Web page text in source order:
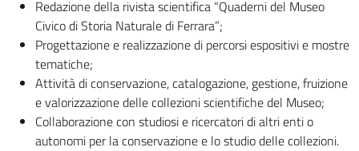
Redazione della rivista scientifica “Quaderni del Museo
Civico di Storia Naturale di Ferrara”;
Progettazione e realizzazione di percorsi espositivi e mostre
tematiche;
Attività di conservazione, catalogazione, gestione, fruizione
e valorizzazione delle collezioni scientifiche del Museo;
Collaborazione con studiosi e ricercatori di altri enti o
autonomi per la conservazione e lo studio delle collezioni.